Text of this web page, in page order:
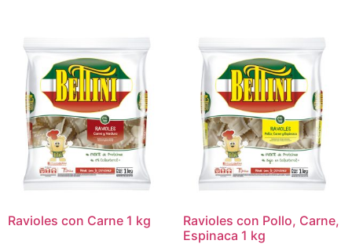
Ravioles con Carne 1 kg
Ravioles con Pollo, Carne,
Espinaca 1 kg